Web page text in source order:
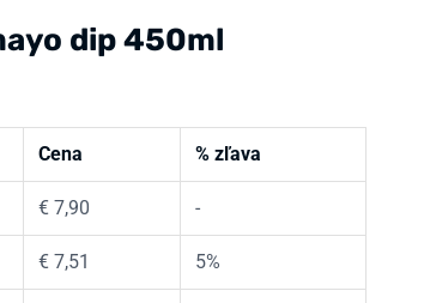
dip 450ml
Cena % zľava
€ 7,90 -
€ 7,51 5%